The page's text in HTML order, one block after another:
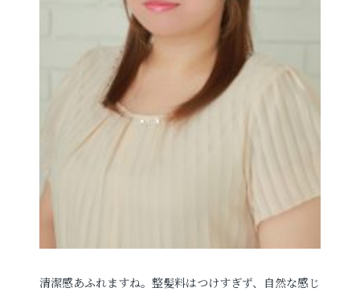
清潔感あふれますね。整髪料はつけすぎず、自然な感じ